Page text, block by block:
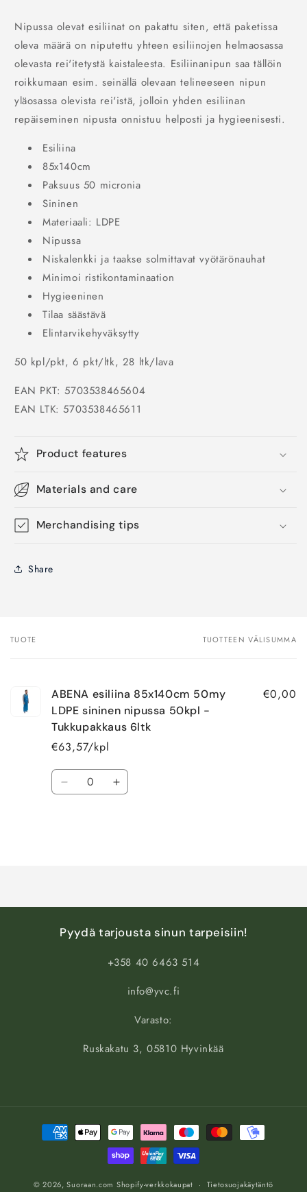
Nipussa olevat esiliinat on pakattu siten, että paketissa
oleva määrä on niputettu yhteen esiliinojen helmaosassa
olevasta rei'itetystä kaistaleesta. Esiliinanipun saa tällöin
roikkumaan esim. seinällä olevaan telineeseen nipun
yläosassa olevista rei'istä, jolloin yhden esiliinan
repäiseminen nipusta onnistuu helposti ja hygieenisesti.
Esiliina
85x140cm
Paksuus 50 micronia
Sininen
Materiaali: LDPE
Nipussa
Niskalenkki ja taakse solmittavat vyötärönauhat
Minimoi ristikontaminaation
Hygieeninen
Tilaa säästävä
Elintarvikehyväksytty
50 kpl/pkt, 6 pkt/ltk, 28 ltk/lava
EAN PKT: 5703538465604
EAN LTK: 5703538465611
Product features
Materials and care
Merchandising tips
Share
Ostoskorisi
TUOTE TUOTTEEN VÄLISUMMA
ABENA esiliina 85x140cm 50my
LDPE sininen nipussa 50kpl -
Tukkupakkaus 6ltk
€63,57/kpl
€0,00
Määrä
Vähennä
Lisää
Pyydä tarjousta sinun tarpeisiin!
+358 40 6463 514
info@yvc.fi
Varasto:
Ruskakatu 3, 05810 Hyvinkää
Maksutavat
© 2026,Suoraan.com Shopify-verkkokaupat Tietosuojakäytäntö